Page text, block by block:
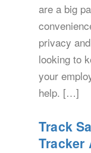
are a big
privacy
looking to
your
help. […]
Track
Tracker